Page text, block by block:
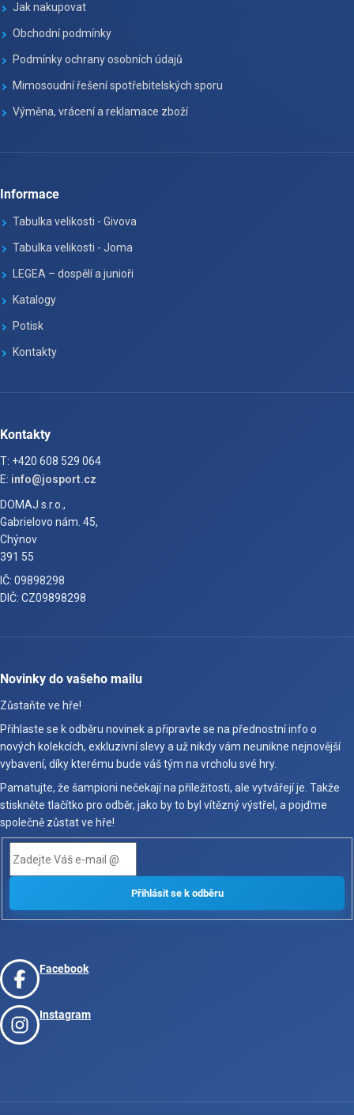
Jak nakupovat
Obchodní podmínky
Podmínky ochrany osobních údajů
Mimosoudní řešení spotřebitelských sporu
Výměna, vrácení a reklamace zboží
Informace
Tabulka velikosti - Givova
Tabulka velikosti - Joma
LEGEA – dospělí a junioři
Katalogy
Potisk
Kontakty
Kontakty
T: +420 608 529 064
E: info@josport.cz
DOMAJ s.r.o.,
Gabrielovo nám. 45,
Chýnov
391 55
IČ: 09898298
DIČ: CZ09898298
Novinky do vašeho mailu
Zůstaňte ve hře!
Přihlaste se k odběru novinek a připravte se na přednostní info o
nových kolekcích, exkluzivní slevy a už nikdy vám neunikne nejnovější
vybavení, díky kterému bude váš tým na vrcholu své hry.
Pamatujte, že šampioni nečekají na příležitosti, ale vytvářejí je. Takže
stiskněte tlačítko pro odběr, jako by to byl vítězný výstřel, a pojďme
společně zůstat ve hře!
Facebook
Instagram